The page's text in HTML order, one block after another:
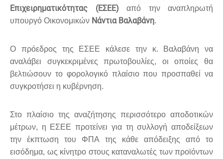
Επιχειρηματικότητας (ΕΣΕΕ) από την αναπληρωτή
υπουργό Οικονομικών Νάντια Βαλαβάνη.
Ο πρόεδρος της ΕΣΕΕ κάλεσε την κ. Βαλαβάνη να
αναλάβει συγκεκριμένες πρωτοβουλίες, οι οποίες θα
βελτιώσουν το φορολογικό πλαίσιο που προσπαθεί να
συγκροτήσει η κυβέρνηση.
Στο πλαίσιο της αναζήτησης περισσότερο αποδοτικών
μέτρων, η ΕΣΕΕ προτείνει για τη συλλογή αποδείξεων
την έκπτωση του ΦΠΑ της κάθε απόδειξης από το
εισόδημα, ως κίνητρο στους καταναλωτές των προϊόντων